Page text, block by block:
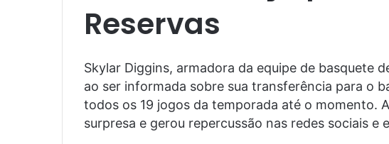
Reservas
Skylar Diggins, armadora da equipe de basquete
ao ser informada sobre sua transferência para o
todos os 19 jogos da temporada até o momento.
surpresa e gerou repercussão nas redes sociais e